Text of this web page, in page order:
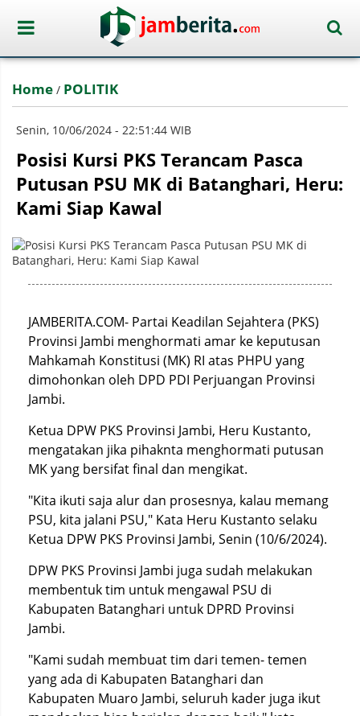
Home / POLITIK
Senin, 10/06/2024 - 22:51:44 WIB
Posisi Kursi PKS Terancam Pasca
Putusan PSU MK di Batanghari, Heru:
Kami Siap Kawal
JAMBERITA.COM- Partai Keadilan Sejahtera (PKS)
Provinsi Jambi menghormati amar ke keputusan
Mahkamah Konstitusi (MK) RI atas PHPU yang
dimohonkan oleh DPD PDI Perjuangan Provinsi
Jambi.
Ketua DPW PKS Provinsi Jambi, Heru Kustanto,
mengatakan jika pihaknta menghormati putusan
MK yang bersifat final dan mengikat.
"Kita ikuti saja alur dan prosesnya, kalau memang
PSU, kita jalani PSU," Kata Heru Kustanto selaku
Ketua DPW PKS Provinsi Jambi, Senin (10/6/2024).
DPW PKS Provinsi Jambi juga sudah melakukan
membentuk tim untuk mengawal PSU di
Kabupaten Batanghari untuk DPRD Provinsi
Jambi.
"Kami sudah membuat tim dari temen- temen
yang ada di Kabupaten Batanghari dan
Kabupaten Muaro Jambi, seluruh kader juga ikut